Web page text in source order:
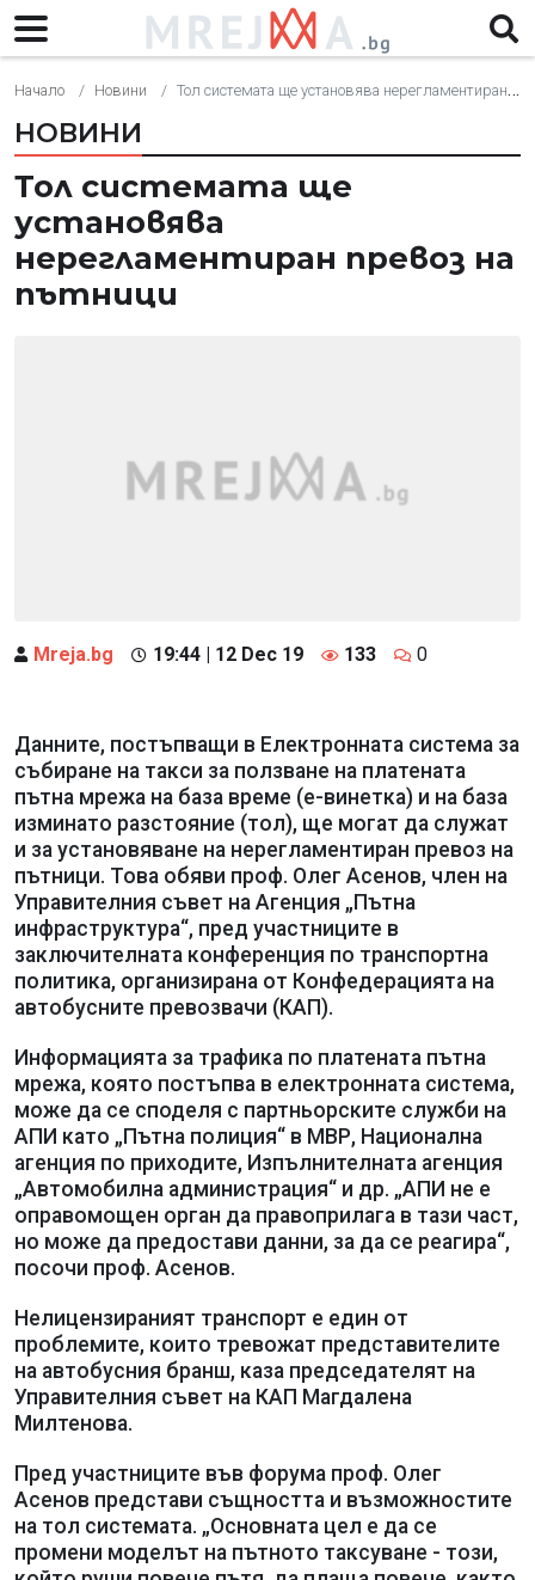
Начало Новини Тол системата ще установява нерегламентиран превоз на пътници
НОВИНИ
Тол системата ще
установява
нерегламентиран превоз на
пътници
Mreja.bg 19:44 | 12 Dec 19 133 0
Данните, постъпващи в Електронната система за
събиране на такси за ползване на платената
пътна мрежа на база време (е-винетка) и на база
изминато разстояние (тол), ще могат да служат
и за установяване на нерегламентиран превоз на
пътници. Това обяви проф. Олег Асенов, член на
Управителния съвет на Агенция „Пътна
инфраструктура“, пред участниците в
заключителната конференция по транспортна
политика, организирана от Конфедерацията на
автобусните превозвачи (КАП).
Информацията за трафика по платената пътна
мрежа, която постъпва в електронната система,
може да се споделя с партньорските служби на
АПИ като „Пътна полиция“ в МВР, Национална
агенция по приходите, Изпълнителната агенция
„Автомобилна администрация“ и др. „АПИ не е
оправомощен орган да правоприлага в тази част,
но може да предостави данни, за да се реагира“,
посочи проф. Асенов.
Нелицензираният транспорт е един от
проблемите, които тревожат представителите
на автобусния бранш, каза председателят на
Управителния съвет на КАП Магдалена
Милтенова.
Пред участниците във форума проф. Олег
Асенов представи същността и възможностите
на тол системата. „Основната цел е да се
промени моделът на пътното таксуване - този,